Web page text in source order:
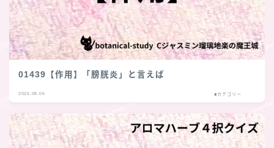
01439【作用】「膀胱炎」と言えば
2026.08.06 ■カテゴリー